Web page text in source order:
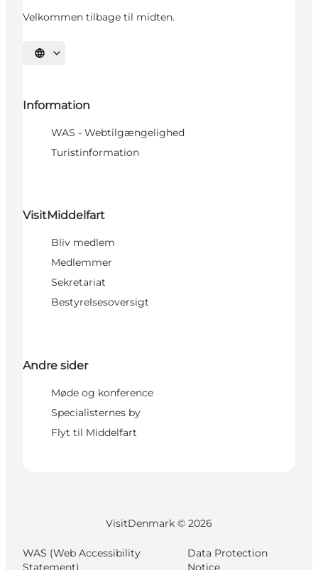
Velkommen tilbage til midten.
Vælg sprog
Information
WAS - Webtilgængelighed
Turistinformation
VisitMiddelfart
Bliv medlem
Medlemmer
Sekretariat
Bestyrelsesoversigt
Andre sider
Møde og konference
Specialisternes by
Flyt til Middelfart
VisitDenmark © 2026
WAS (Web Accessibility
Statement)
Data Protection
Notice